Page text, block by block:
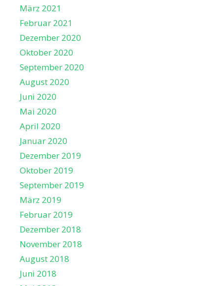
März 2021
Februar 2021
Dezember 2020
Oktober 2020
September 2020
August 2020
Juni 2020
Mai 2020
April 2020
Januar 2020
Dezember 2019
Oktober 2019
September 2019
März 2019
Februar 2019
Dezember 2018
November 2018
August 2018
Juni 2018